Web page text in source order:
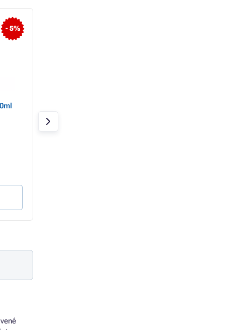
- 5%
750ml